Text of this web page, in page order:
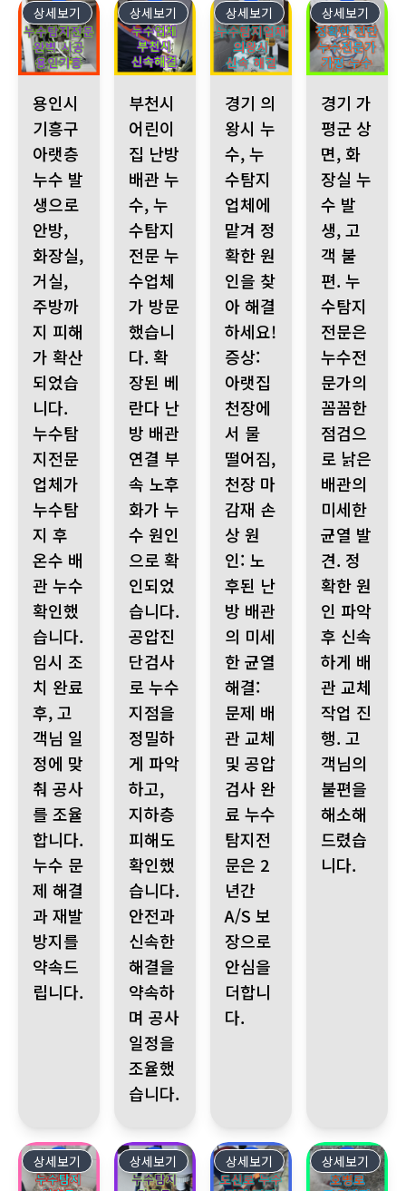
331
상세보기
용인시
기흥구
아랫층
누수 발
생으로
안방,
화장실,
거실,
주방까
지 피해
가 확산
되었습
니다.
누수탐
지전문
업체가
누수탐
지 후
온수 배
관 누수
확인했
습니다.
임시 조
치 완료
후, 고
객님 일
정에 맞
춰 공사
를 조율
합니다.
누수 문
제 해결
과 재발
방지를
약속드
립니다.
330
상세보기
부천시
어린이
집 난방
배관 누
수, 누
수탐지
전문 누
수업체
가 방문
했습니
다. 확
장된 베
란다 난
방 배관
연결 부
속 노후
화가 누
수 원인
으로 확
인되었
습니다.
공압진
단검사
로 누수
지점을
정밀하
게 파악
하고,
지하층
피해도
확인했
습니다.
안전과
신속한
해결을
약속하
며 공사
일정을
조율했
습니다.
329
상세보기
경기 의
왕시 누
수, 누
수탐지
업체에
맡겨 정
확한 원
인을 찾
아 해결
하세요!
증상:
아랫집
천장에
서 물
떨어짐,
천장 마
감재 손
상 원
인: 노
후된 난
방 배관
의 미세
한 균열
해결:
문제 배
관 교체
및 공압
검사 완
료 누수
탐지전
문은 2
년간
A/S 보
장으로
안심을
더합니
다.
328
상세보기
경기 가
평군 상
면, 화
장실 누
수 발
생, 고
객 불
편. 누
수탐지
전문은
누수전
문가의
꼼꼼한
점검으
로 낡은
배관의
미세한
균열 발
견. 정
확한 원
인 파악
후 신속
하게 배
관 교체
작업 진
행. 고
객님의
불편을
해소해
드렸습
니다.
327
상세보기 326
상세보기 325
상세보기 324
상세보기